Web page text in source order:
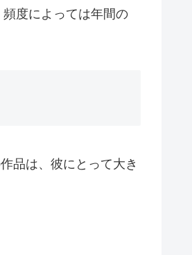
度によっては年間の
品は、彼にとって大き